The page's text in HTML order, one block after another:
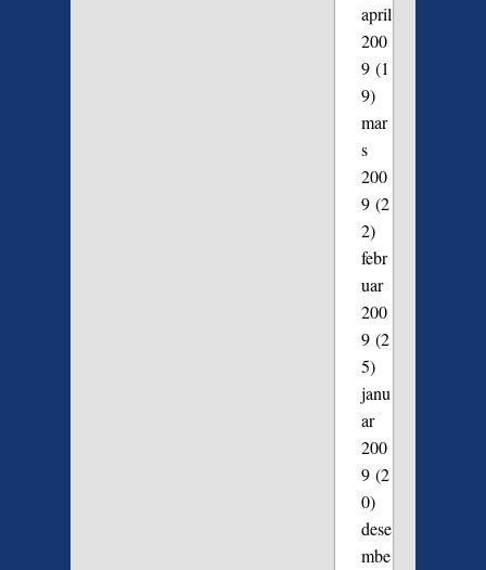
april
200
9(1
9)
mar
s
200
9(2
2)
febr
uar
200
9(2
5)
janu
ar
200
9(2
0)
dese
mbe